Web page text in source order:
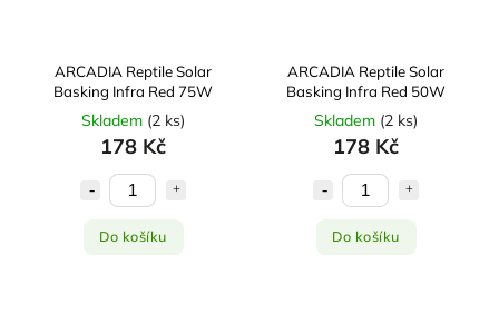
ARCADIA Reptile Solar
Basking Infra Red 75W
Skladem (2 ks)
178 Kč
Do košíku
ARCADIA Reptile Solar
Basking Infra Red 50W
Skladem (2 ks)
178 Kč
Do košíku